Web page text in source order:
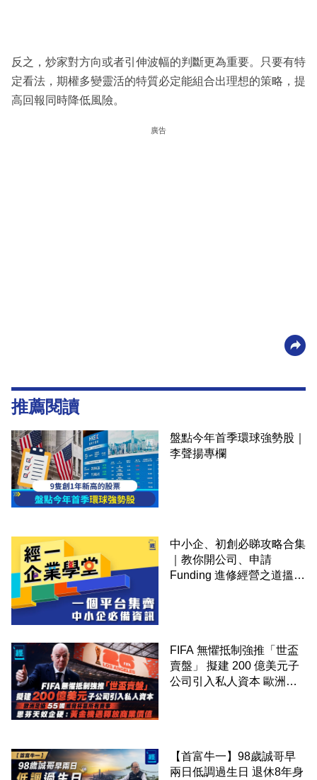
反之，炒家對方向或者引伸波幅的判斷更為重要。只要有特
定看法，期權多變靈活的特質必定能組合出理想的策略，提
高回報同時降低風險。
廣告
推薦閱讀
盤點今年首季環球強勢股｜
李聲揚專欄
中小企、初創必睇攻略合集
｜教你開公司、申請
Funding 進修經營之道搵大
FIFA 無懼抵制強推「世盃
賣盤」 擬建 200 億美元子
公司引入私人資本 歐洲足
【首富牛一】98歲誠哥早
兩日低調過生日 退休8年身